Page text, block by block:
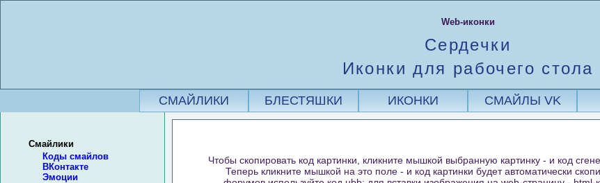
Web-иконки
Сердечки
Иконки для рабочего стола
СМАЙЛИКИ БЛЕСТЯШКИ ИКОНКИ СМАЙЛЫ VK
Смайлики
Коды смайлов
ВКонтакте
Эмоции
Чтобы скопировать код картинки, кликните мышкой выбранную картинку - и код
Теперь кликните мышкой на это поле - и код картинки будет автоматически